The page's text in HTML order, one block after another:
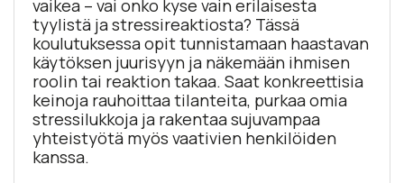
vaikea – vai onko kyse vain erilaisesta
tyylistä ja stressireaktiosta? Tässä
koulutuksessa opit tunnistamaan haastavan
käytöksen juurisyyn ja näkemään ihmisen
roolin tai reaktion takaa. Saat konkreettisia
keinoja rauhoittaa tilanteita, purkaa omia
stressilukkoja ja rakentaa sujuvampaa
yhteistyötä myös vaativien henkilöiden
kanssa.